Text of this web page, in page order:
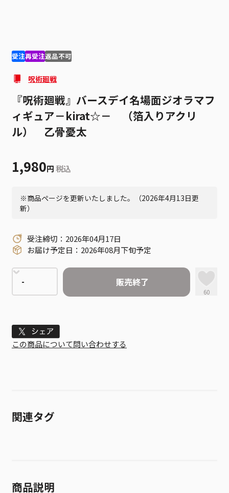
受注再受注返品不可
呪術廻戦
『呪術廻戦』バースデイ名場面ジオラマフ
ィギュア－kirat☆－ （箔入りアクリ
ル） 乙骨憂太
1,980円 税込
※商品ページを更新いたしました。（2026年4月13日更
新）
受注締切：2026年04月17日
お届け予定日：2026年08月下旬予定
販売終了
60
Tweet
この商品について問い合わせする
関連タグ
商品説明